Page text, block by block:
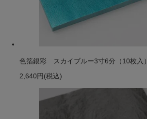
色箔銀彩 スカイブルー3寸6分（10枚入）
2,640円 (税込)